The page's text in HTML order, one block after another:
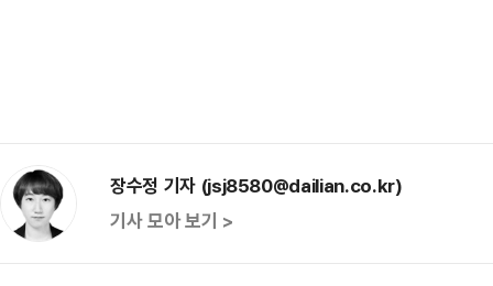
장수정 기자 (jsj8580@dailian.co.kr)
기사 모아 보기 >